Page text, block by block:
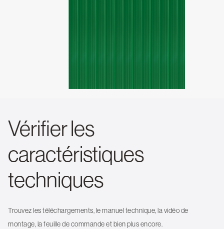
Vérifier les
caractéristiques
techniques
Trouvez les téléchargements, le manuel technique, la vidéo de
montage, la feuille de commande et bien plus encore.